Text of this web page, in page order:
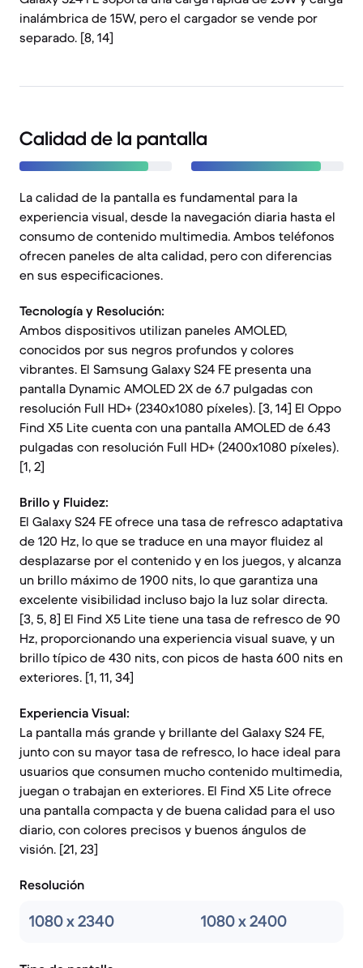
inalámbrica de 15W, pero el cargador se vende por
separado. [8, 14]
Calidad de la pantalla
La calidad de la pantalla es fundamental para la
experiencia visual, desde la navegación diaria hasta el
consumo de contenido multimedia. Ambos teléfonos
ofrecen paneles de alta calidad, pero con diferencias
en sus especificaciones.
Tecnología y Resolución:
Ambos dispositivos utilizan paneles AMOLED,
conocidos por sus negros profundos y colores
vibrantes. El Samsung Galaxy S24 FE presenta una
pantalla Dynamic AMOLED 2X de 6.7 pulgadas con
resolución Full HD+ (2340x1080 píxeles). [3, 14] El Oppo
Find X5 Lite cuenta con una pantalla AMOLED de 6.43
pulgadas con resolución Full HD+ (2400x1080 píxeles).
[1, 2]
Brillo y Fluidez:
El Galaxy S24 FE ofrece una tasa de refresco adaptativa
de 120 Hz, lo que se traduce en una mayor fluidez al
desplazarse por el contenido y en los juegos, y alcanza
un brillo máximo de 1900 nits, lo que garantiza una
excelente visibilidad incluso bajo la luz solar directa.
[3, 5, 8] El Find X5 Lite tiene una tasa de refresco de 90
Hz, proporcionando una experiencia visual suave, y un
brillo típico de 430 nits, con picos de hasta 600 nits en
exteriores. [1, 11, 34]
Experiencia Visual:
La pantalla más grande y brillante del Galaxy S24 FE,
junto con su mayor tasa de refresco, lo hace ideal para
usuarios que consumen mucho contenido multimedia,
juegan o trabajan en exteriores. El Find X5 Lite ofrece
una pantalla compacta y de buena calidad para el uso
diario, con colores precisos y buenos ángulos de
visión. [21, 23]
Resolución
1080 x 2340 1080 x 2400